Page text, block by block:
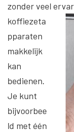
zonder veel
koffiezeta
pparaten
makkelijk
kan
bedienen.
Je kunt
bijvoorbee
ld met één